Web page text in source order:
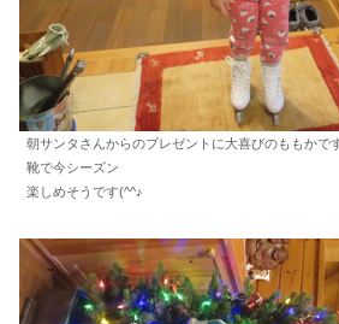
朝サンタさんからのプレゼントに大喜びのももかで
靴で今シーズン
楽しめそうです(^^♪